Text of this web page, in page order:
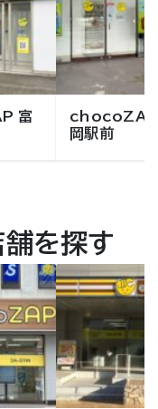
富
chocoZAP
岡駅前
舗を探す